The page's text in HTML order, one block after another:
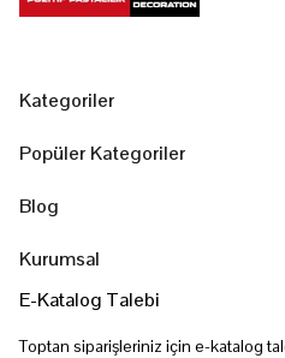
Kategoriler
Popüler Kategoriler
Blog
Kurumsal
E-Katalog Talebi
Toptan siparişleriniz için e-katalog